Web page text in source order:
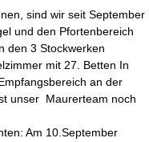
sind wir seit September
und den Pfortenbereich
den 3 Stockwerken
mit 27. Betten In
an der
unser Maurerteam noch
Am 10.September